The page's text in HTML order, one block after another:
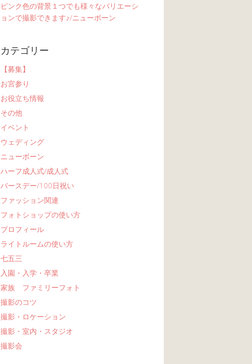
ピンク色の背景１つでも様々なバリエーシ
ョンで撮影できます♪/ニューボーン
カテゴリー
【募集】
お宮参り
お役立ち情報
その他
イベント
ウェディング
ニューボーン
ハーフ成人式/成人式
バースデー/100日祝い
ファッション関連
フォトショップの使い方
プロフィール
ライトルームの使い方
七五三
入園・入学・卒業
家族 ファミリーフォト
撮影のコツ
撮影・ロケーション
撮影・室内・スタジオ
撮影会